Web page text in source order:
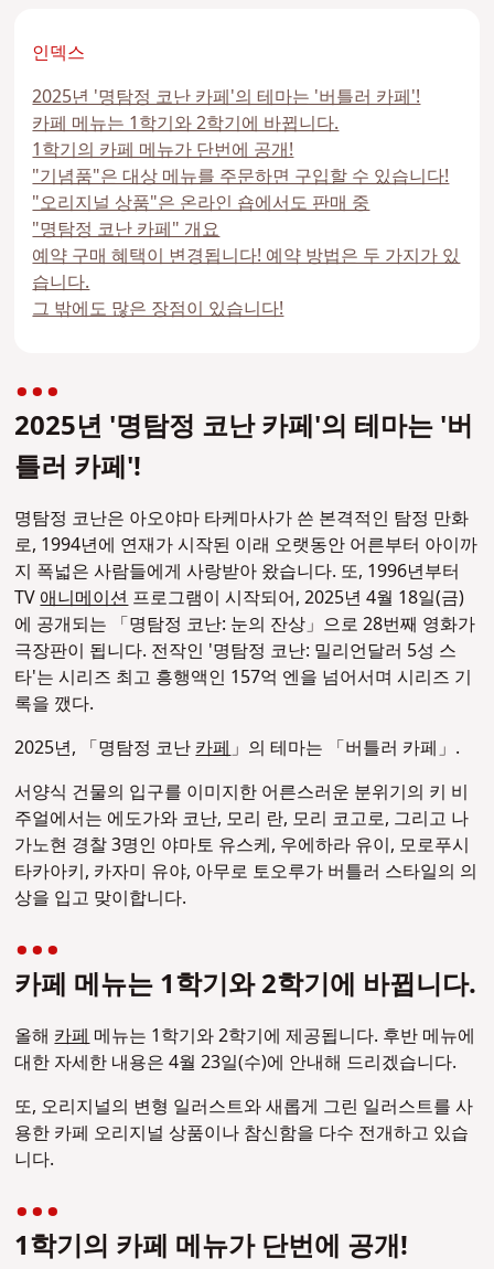
인덱스
2025년 '명탐정 코난 카페'의 테마는 '버틀러 카페'!
카페 메뉴는 1학기와 2학기에 바뀝니다.
1학기의 카페 메뉴가 단번에 공개!
"기념품"은 대상 메뉴를 주문하면 구입할 수 있습니다!
"오리지널 상품"은 온라인 숍에서도 판매 중
"명탐정 코난 카페" 개요
예약 구매 혜택이 변경됩니다! 예약 방법은 두 가지가 있
습니다.
그 밖에도 많은 장점이 있습니다!
2025년 '명탐정 코난 카페'의 테마는 '버
틀러 카페'!
명탐정 코난은 아오야마 타케마사가 쓴 본격적인 탐정 만화
로, 1994년에 연재가 시작된 이래 오랫동안 어른부터 아이까
지 폭넓은 사람들에게 사랑받아 왔습니다. 또, 1996년부터
TV 애니메이션 프로그램이 시작되어, 2025년 4월 18일(금)
에 공개되는 「명탐정 코난: 눈의 잔상」으로 28번째 영화가
극장판이 됩니다. 전작인 '명탐정 코난: 밀리언달러 5성 스
타'는 시리즈 최고 흥행액인 157억 엔을 넘어서며 시리즈 기
록을 깼다.
2025년, 「명탐정 코난 카페」의 테마는 「버틀러 카페」.
서양식 건물의 입구를 이미지한 어른스러운 분위기의 키 비
주얼에서는 에도가와 코난, 모리 란, 모리 코고로, 그리고 나
가노현 경찰 3명인 야마토 유스케, 우에하라 유이, 모로푸시
타카아키, 카자미 유야, 아무로 토오루가 버틀러 스타일의 의
상을 입고 맞이합니다.
카페 메뉴는 1학기와 2학기에 바뀝니다.
올해 카페 메뉴는 1학기와 2학기에 제공됩니다. 후반 메뉴에
대한 자세한 내용은 4월 23일(수)에 안내해 드리겠습니다.
또, 오리지널의 변형 일러스트와 새롭게 그린 일러스트를 사
용한 카페 오리지널 상품이나 참신함을 다수 전개하고 있습
니다.
1학기의 카페 메뉴가 단번에 공개!